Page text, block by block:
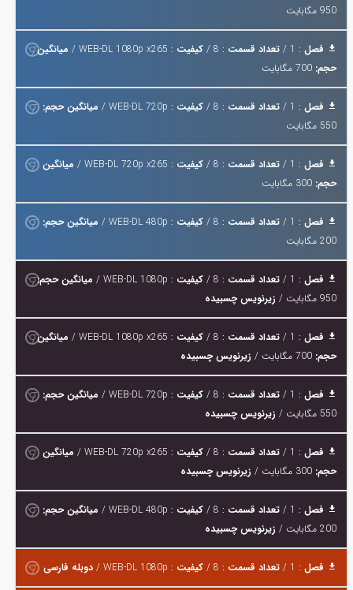
950 مگابایت
فصل : 1 / تعداد قسمت : 8 / کیفیت : WEB-DL 1080p x265 /
میانگین
حجم: 700 مگابایت
فصل : 1 / تعداد قسمت : 8 / کیفیت : WEB-DL 720p /
میانگین حجم:
550 مگابایت
فصل : 1 / تعداد قسمت : 8 / کیفیت : WEB-DL 720p x265 /
میانگین
حجم: 300 مگابایت
فصل : 1 / تعداد قسمت : 8 / کیفیت : WEB-DL 480p /
میانگین حجم:
200 مگابایت
فصل : 1 / تعداد قسمت : 8 / کیفیت : WEB-DL 1080p /
میانگین حجم:
950 مگابایت /
زیرنویس چسبیده
فصل : 1 / تعداد قسمت : 8 / کیفیت : WEB-DL 1080p x265 /
میانگین
حجم: 700 مگابایت / زیرنویس چسبیده
فصل : 1 / تعداد قسمت : 8 / کیفیت : WEB-DL 720p /
میانگین حجم:
550 مگابایت /
زیرنویس چسبیده
فصل : 1 / تعداد قسمت : 8 / کیفیت : WEB-DL 720p x265 /
میانگین
حجم: 300 مگابایت / زیرنویس چسبیده
فصل : 1 / تعداد قسمت : 8 / کیفیت : WEB-DL 480p /
میانگین حجم:
200 مگابایت /
زیرنویس چسبیده
فصل : 1 / تعداد قسمت : 8 / کیفیت : WEB-DL 1080p / دوبله فارسی